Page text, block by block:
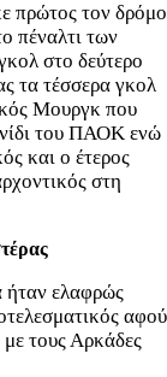
πρώτος τον δρόμο
πέναλτι των
στο δεύτερο
τα τέσσερα γκολ
Μουργκ που
του ΠΑΟΚ ενώ
και ο έτερος
στη
ήταν ελαφρώς
αφού
τους Αρκάδες